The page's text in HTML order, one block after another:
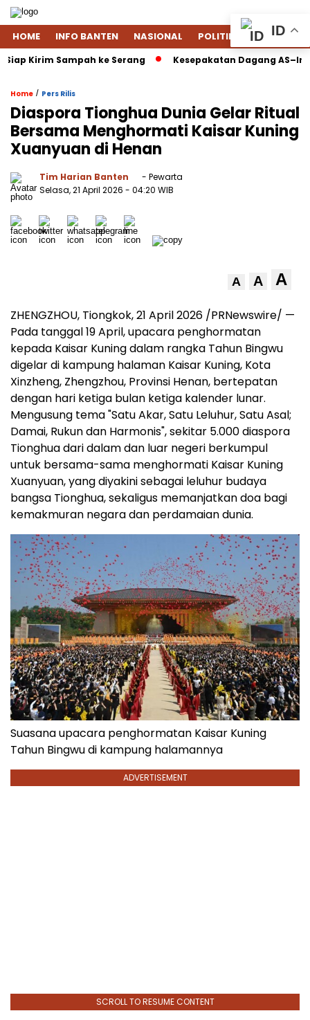
HOME INFO BANTEN NASIONAL POLITIK EKONOMI
Kirim Sampah ke Serang Kesepakatan Dagang
Home / Pers Rilis
Diaspora Tionghua Dunia Gelar Ritual
Bersama Menghormati Kaisar Kuning
Xuanyuan di Henan
Tim Harian Banten
- Pewarta
Selasa, 21 April 2026 - 04:20 WIB
A A A
ZHENGZHOU, Tiongkok,21 April 2026 /PRNewswire/ —
Pada tanggal 19 April, upacara penghormatan
kepada Kaisar Kuning dalam rangka Tahun Bingwu
digelar di kampung halaman Kaisar Kuning, Kota
Xinzheng, Zhengzhou, Provinsi Henan, bertepatan
dengan hari ketiga bulan ketiga kalender lunar.
Mengusung tema "Satu Akar, Satu Leluhur, Satu Asal;
Damai, Rukun dan Harmonis", sekitar 5.000 diaspora
Tionghua dari dalam dan luar negeri berkumpul
untuk bersama-sama menghormati Kaisar Kuning
Xuanyuan, yang diyakini sebagai leluhur budaya
bangsa Tionghua, sekaligus memanjatkan doa bagi
kemakmuran negara dan perdamaian dunia.
Suasana upacara penghormatan Kaisar Kuning
Tahun Bingwu di kampung halamannya
ADVERTISEMENT
SCROLL TO RESUME CONTENT
ID